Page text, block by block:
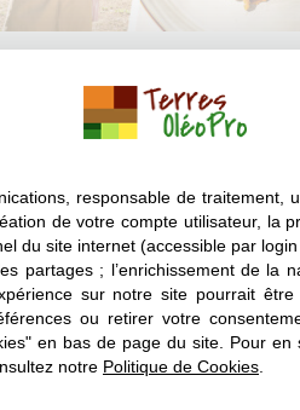
responsable de traitement,
de votre compte utilisateur, la
du site internet (accessible par
partages ; l’enrichissement de la
sur notre site pourrait
ou retirer votre
en bas de page du site. Pour
notre Politique de Cookies
Chiches à la braise au
de Tournesol
Pois chiche